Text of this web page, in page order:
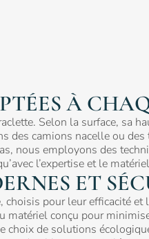
À
Selon la surface, sa
camions nacelle ou
nous employons des
l’expertise et le
ET
pour leur efficacité
matériel conçu pour
de solutions